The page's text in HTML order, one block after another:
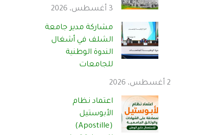
3 أغسطس، 2026
مشاركة مدير جامعة
الشلف في أشغال
الندوة الوطنية
للجامعات
2 أغسطس، 2026
اعتماد نظام
الأبوستيل
(Apostille)